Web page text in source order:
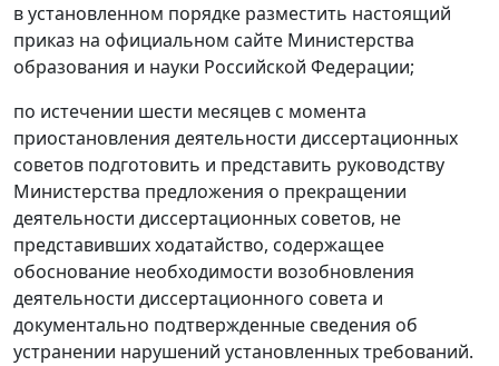
в установленном порядке разместить настоящий
приказ на официальном сайте Министерства
образования и науки Российской Федерации;
по истечении шести месяцев с момента
приостановления деятельности диссертационных
советов подготовить и представить руководству
Министерства предложения о прекращении
деятельности диссертационных советов, не
представивших ходатайство, содержащее
обоснование необходимости возобновления
деятельности диссертационного совета и
документально подтвержденные сведения об
устранении нарушений установленных требований.